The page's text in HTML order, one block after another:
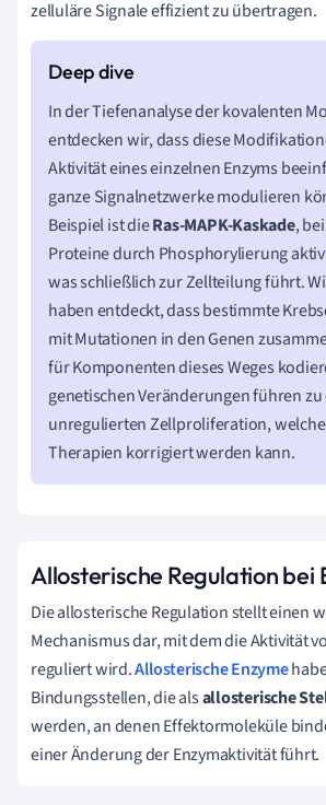
zelluläre Signale effizient zu übertragen.
In der Tiefenanalyse der kovalenten
entdecken wir, dass diese
Aktivität eines einzelnen Enzyms
ganze Signalnetzwerke modulieren
Beispiel ist dieRas-MAPK-Kaskade,
Proteine durch Phosphorylierung
was schließlich zur Zellteilung führt.
haben entdeckt, dass bestimmte
mit Mutationen in den Genen
für Komponenten dieses Weges
genetischen Veränderungen führen
unregulierten Zellproliferation,
Therapien korrigiert werden kann.
Allosterische Regulation bei
Die allosterische Regulation stellt einen
Mechanismus dar, mit dem die Aktivität
reguliert wird.Allosterische Enzyme
Bindungsstellen, die alsallosterische
werden, an denen Effektormoleküle
einer Änderung der Enzymaktivität führt.